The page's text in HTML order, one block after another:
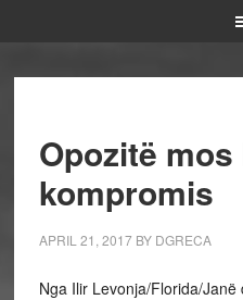
Opozitë mos
kompromis
APRIL 21, 2017BY DGRECA
Nga Ilir Levonja/Florida/